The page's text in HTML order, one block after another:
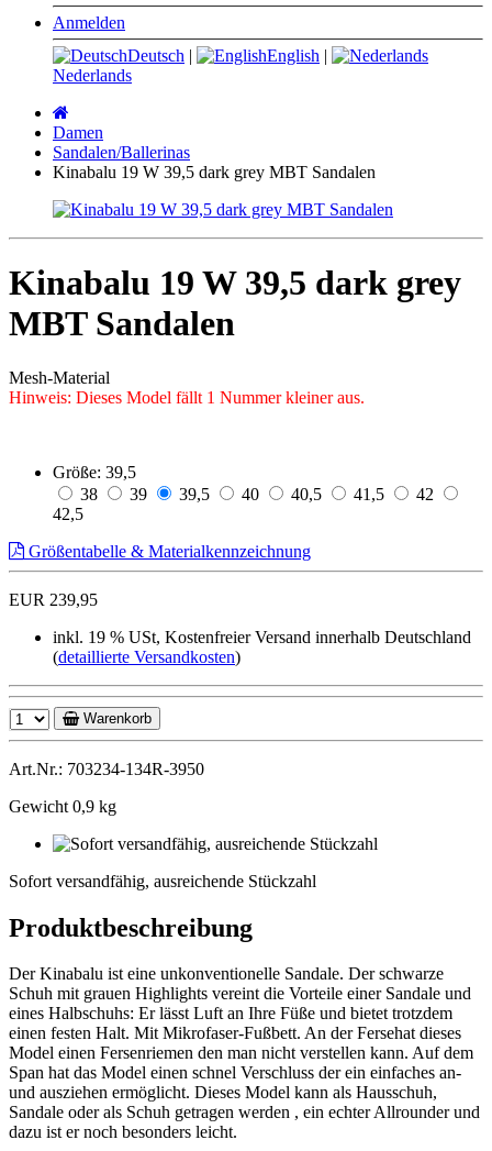
Anmelden
Deutsch | English |
Nederlands
Damen
Sandalen/Ballerinas
Kinabalu 19 W 39,5 dark grey MBT Sandalen
Kinabalu 19 W 39,5 dark grey
MBT Sandalen
Mesh-Material
Hinweis: Dieses Model fällt 1 Nummer kleiner aus.
Größe: 39,5
38
39 39,5 40 40,5 41,5
42
42,5
Größentabelle & Materialkennzeichnung
EUR 239,95
inkl. 19 % USt, Kostenfreier Versand innerhalb Deutschland
(detaillierte Versandkosten)
Warenkorb
Art.Nr.: 703234-134R-3950
Gewicht 0,9 kg
Sofort versandfähig, ausreichende Stückzahl
Produktbeschreibung
Der Kinabalu ist eine unkonventionelle Sandale. Der schwarze
Schuh mit grauen Highlights vereint die Vorteile einer Sandale und
eines Halbschuhs: Er lässt Luft an Ihre Füße und bietet trotzdem
einen festen Halt. Mit Mikrofaser-Fußbett. An der Fersehat dieses
Model einen Fersenriemen den man nicht verstellen kann. Auf dem
Span hat das Model einen schnel Verschluss der ein einfaches an-
und ausziehen ermöglicht. Dieses Model kann als Hausschuh,
Sandale oder als Schuh getragen werden , ein echter Allrounder und
dazu ist er noch besonders leicht.